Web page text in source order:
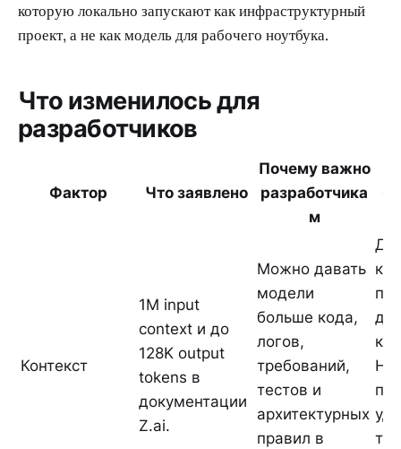
которую локально запускают как инфраструктурный
проект, а не как модель для рабочего ноутбука.
Что изменилось для
разработчиков
Фактор Что заявлено
Почему важно
разработчика
м
Контекст
1M input
context и до
128K output
tokens в
документации
Z.ai.
Можно давать
модели
больше кода,
логов,
требований,
тестов и
архитектурных
правил в
по